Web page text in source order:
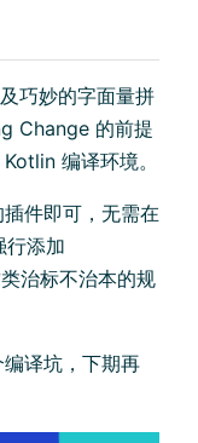
巧妙的字面量拼
Change 的前提
编译环境。
件即可，无需在
行添加
治标不治本的规
译坑，下期再